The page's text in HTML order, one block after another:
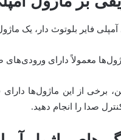
آمپلی فایر بلوتوث دار، یک
معمولاً دارای
برخی از این ماژول‌ها
صدا را انجام دهید.